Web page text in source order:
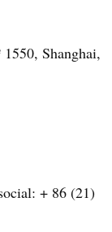
Shanghai,
+ 86 (21)